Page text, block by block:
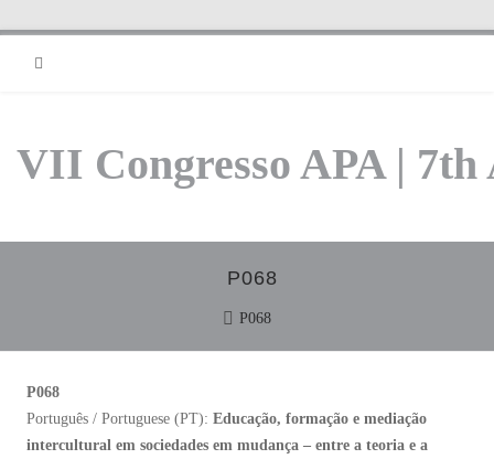
VII Congresso APA | 7th
P068
P068
P068
Português / Portuguese (PT): Educação, formação e mediação
intercultural em sociedades em mudança – entre a teoria e a